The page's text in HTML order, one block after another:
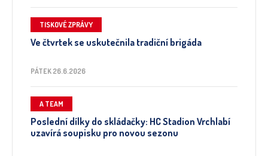
TISKOVÉ ZPRÁVY
Ve čtvrtek se uskutečnila tradiční brigáda
PÁTEK 26.6.2026
A TEAM
Poslední dílky do skládačky: HC Stadion Vrchlabí
uzavírá soupisku pro novou sezonu